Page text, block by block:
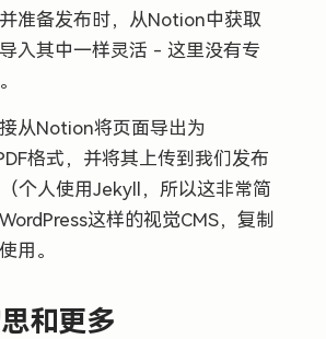
准备发布时，从Notion中获取
入其中一样灵活 - 这里没有专
从Notion将页面导出为
格式，并将其上传到我们发布
个人使用Jekyll，所以这非常简
这样的视觉CMS，复制
用。
和更多